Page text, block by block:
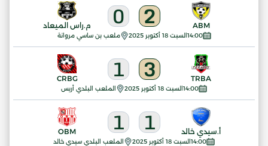
14:00السبت 18 أكتوبر 2025 ملعب بن ساسي مروانة
ABM
2
0 م.راس الميعاد
14:00السبت 18 أكتوبر 2025 الملعب البلدي أريس
TRBA
3
1
CRBG
14:00السبت 18 أكتوبر 2025 الملعب البلدي سيدي خالد
أ.سيدي خالد 1
1
OBM